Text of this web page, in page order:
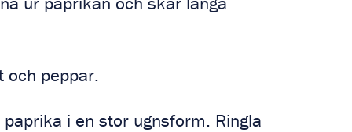
och peppar.
i en stor ugnsform. Ringla